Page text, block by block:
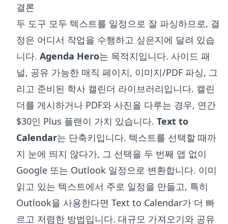
결론
두 도구 모두 텍스트를 일정으로 잘 파싱하므로, 결
정은 어디서 작업을 수행하고 싶은지에 달려 있습
니다. Agenda Hero는 목적지입니다. 사이드 패
널, 공유 가능한 매직 페이지, 이미지/PDF 파싱, 그
리고 준비된 학사 캘린더 라이브러리입니다. 캘린
더를 게시하거나 PDF와 사진을 다루는 경우, 연간
$30인 Plus 플랜이 가치 있습니다. Text to
Calendar는 단축키입니다. 텍스트를 선택할 때까
지 눈에 띄지 않다가, 그 선택을 두 번째 앱 없이
Google 또는 Outlook 일정으로 변환합니다. 이미
읽고 있는 텍스트에서 주로 일정을 만들고, 특히
Outlook을 사용한다면 Text to Calendar가 더 빠
르고 저렴한 방법입니다. 대규모 가져오기와 공유